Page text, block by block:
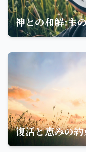
神との和解:主